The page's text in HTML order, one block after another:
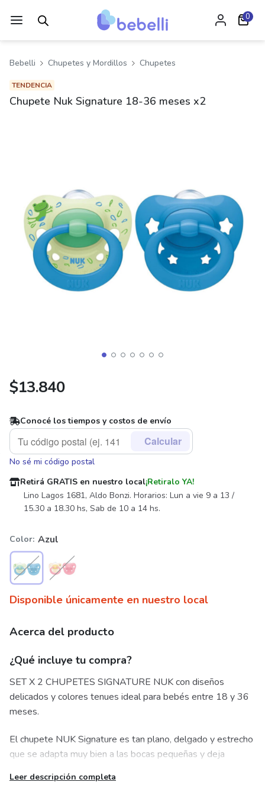
0
Bebelli Chupetes y Mordillos Chupetes
TENDENCIA
Chupete Nuk Signature 18-36 meses x2
$13.840
Conocé los tiempos y costos de envío
Calcular
No sé mi código postal
Retirá GRATIS en nuestro local¡Retiralo YA!
Lino Lagos 1681, Aldo Bonzi. Horarios: Lun a vie 9 a 13 /
15.30 a 18.30 hs, Sab de 10 a 14 hs.
Color Azul
Disponible únicamente en nuestro local
Acerca del producto
¿Qué incluye tu compra?
SET X 2 CHUPETES SIGNATURE NUK con diseños
delicados y colores tenues ideal para bebés entre 18 y 36
meses.
El chupete NUK Signature es tan plano, delgado y estrecho
que se adapta muy bien a las bocas pequeñas y deja
naturales de succión. El 100% de los ortodoncistas
Leer descripción completa